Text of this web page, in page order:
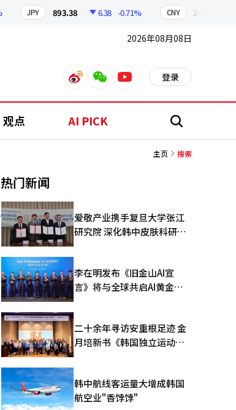
JPY 893.38 6.38 -0.71% CNY 209.17
2026年08月08日
weiboweixinyoutube 登录
观点 AI PICK 搜
主页 搜索
热门新闻
爱敬产业携手复旦大学张江
研究院 深化韩中皮肤科研合
李在明发布《旧金山AI宣
言》将与全球共启AI黄金时
二十余年寻访安重根足迹 金
月培新书《韩国独立运动圣
韩中航线客运量大增成韩国
航空业"香饽饽"